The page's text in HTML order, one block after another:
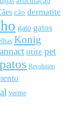
cão dermatite
gato gatos
Konig
otite pet
Revolution
verme